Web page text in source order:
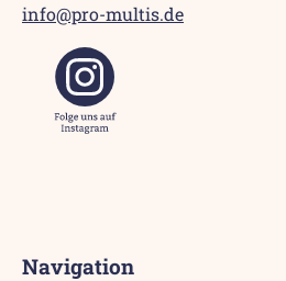
info@pro-multis.de
Navigation